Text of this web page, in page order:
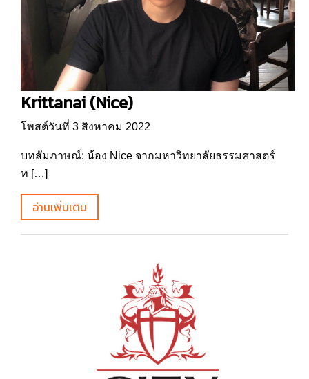
Krittanai (Nice)
โพสต์วันที่ 3 สิงหาคม 2022
บทสัมภาษณ์: น้อง Nice จากมหาวิทยาลัยธรรมศาสตร์
ท […]
อ่านเพิ่มเติม